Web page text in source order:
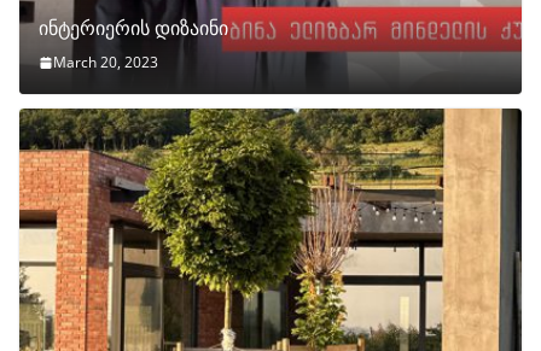
ინტერიერის დიზაინი
March 20, 2023